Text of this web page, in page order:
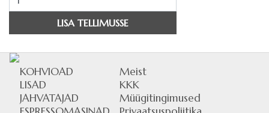
LISA TELLIMUSSE
KOHVIOAD
LISAD
JAHVATAJAD
Meist
KKK
Müügitingimused